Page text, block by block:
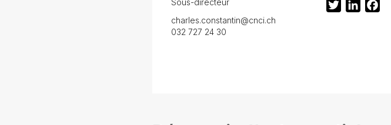
charles.constantin@cnci.ch
032 727 24 30
TwitterLinkedIn